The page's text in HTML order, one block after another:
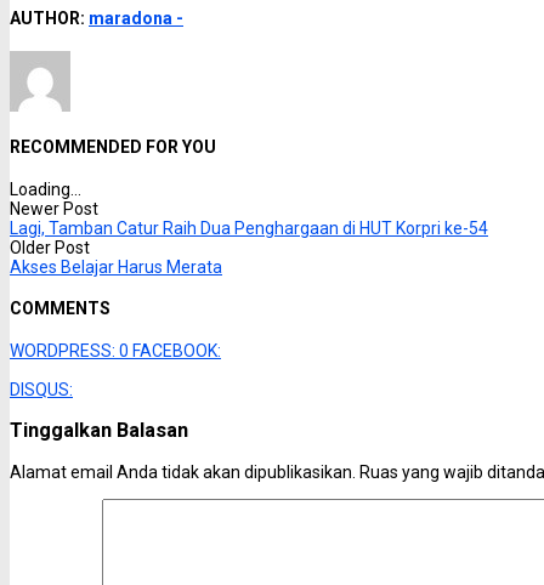
AUTHOR: maradona -
RECOMMENDED FOR YOU
Loading...
Newer Post
Lagi, Tamban Catur Raih Dua Penghargaan di HUT Korpri ke-54
Older Post
Akses Belajar Harus Merata
COMMENTS
WORDPRESS: 0 FACEBOOK:
DISQUS:
Tinggalkan Balasan
Alamat email Anda tidak akan dipublikasikan. Ruas yang wajib